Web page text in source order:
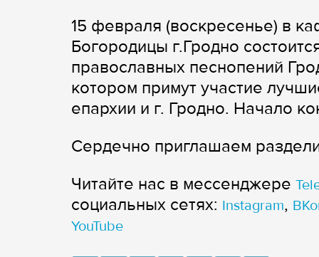
15 февраля (воскресенье) в
Богородицы г.Гродно
православных песнопений
котором примут участие
епархии и г. Гродно. Начало
Сердечно приглашаем
Читайте нас в мессенджере
cоциальных сетях: Instagram,
YouTube